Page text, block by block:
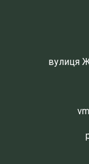
вулиця